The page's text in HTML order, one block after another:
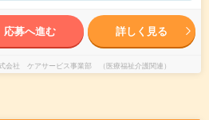
応募へ進む 詳しく見る
会社 ケアサービス事業部 （医療福祉介護関連）